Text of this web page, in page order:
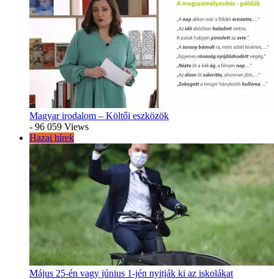
Magyar irodalom – Költői eszközök
- 96 059 Views
Hazai hírek
Május 25-én vagy június 1-jén nyitják ki az iskolákat